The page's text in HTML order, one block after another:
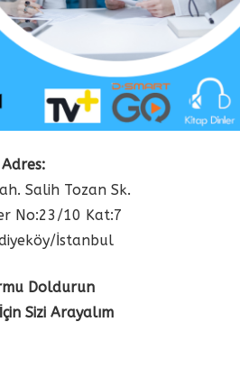
Adres:
Salih Tozan Sk.
No:23/10 Kat:7
İstanbul
Doldurun
Sizi Arayalım